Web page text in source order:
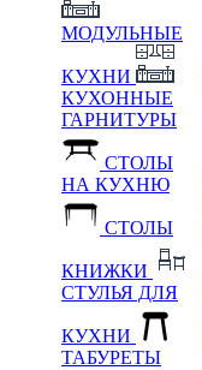
МОДУЛЬНЫЕ
КУХНИ
КУХОННЫЕ
ГАРНИТУРЫ
СТОЛЫ
НА КУХНЮ
СТОЛЫ
КНИЖКИ
СТУЛЬЯ ДЛЯ
КУХНИ
ТАБУРЕТЫ